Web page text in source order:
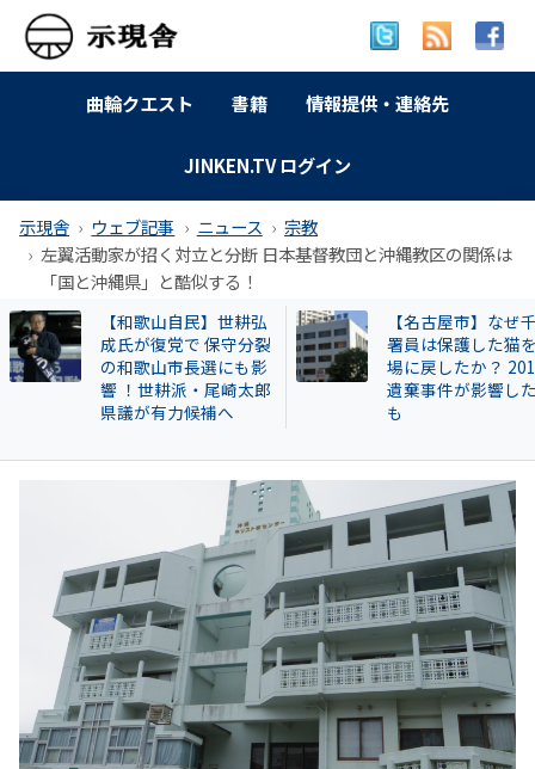
曲輪クエスト 書籍 情報提供・連絡先
JINKEN.TV ログイン
示現舎 ウェブ記事 ニュース
宗教
左翼活動家が招く対立と分断 日本基督教団と沖縄教区の関係は
「国と沖縄県」と酷似する！
【和歌山自民】世耕弘
成氏が復党で 保守分裂
の和歌山市長選にも影
響 ！世耕派・尾崎太郎
県議が有力候補へ
【名古屋市】なぜ
署員は保護した猫
場に戻したか？
遺棄事件が影響し
も